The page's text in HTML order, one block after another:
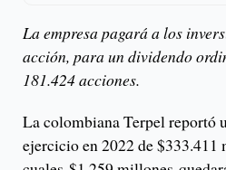
La empresa pagará a los
acción, para un dividendo
181.424 acciones.
La colombiana Terpel reportó
ejercicio en 2022 de $333.411